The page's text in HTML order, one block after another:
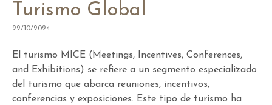
Turismo Global
22/10/2024
El turismo MICE (Meetings, Incentives, Conferences,
and Exhibitions) se refiere a un segmento especializado
del turismo que abarca reuniones, incentivos,
conferencias y exposiciones. Este tipo de turismo ha